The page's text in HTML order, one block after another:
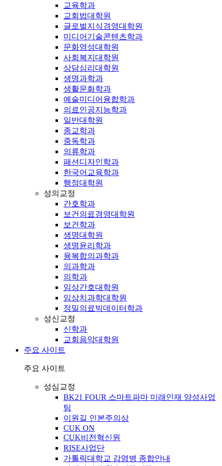
교육학과
교회법대학원
글로벌지식경영대학원
미디어기술콘텐츠학과
문화영성대학원
사회복지대학원
상담심리대학원
생명과학과
생활문화학과
예술미디어융합학과
의료인공지능학과
일반대학원
종교학과
중독학과
의류학과
패션디자인학과
한국어교육학과
행정대학원
성의교정
간호학과
보건의료경영대학원
보건학과
생명대학원
생명윤리학과
융복합의과학과
의과학과
의학과
임상간호대학원
임상치과학대학원
정밀의료빅데이터학과
성신교정
신학과
교회음악대학원
주요 사이트
주요 사이트
성심교정
BK21 FOUR 스마트파마 미래인재 양성사업
팀
이원길 인본주의상
CUK ON
CUK비전혁신원
RISE사업단
가톨릭대학교 감염병 종합안내